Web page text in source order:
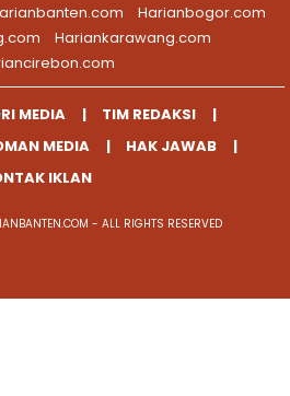
Harianbogor.com
Hariankarawang.com
MEDIA
TIM REDAKSI
MEDIA
HAK JAWAB
IKLAN
- ALL RIGHTS RESERVED